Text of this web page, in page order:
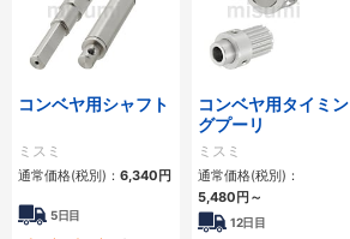
コンベヤ用シャフト
ミスミ
通常価格(税別)： 6,340 円
5日目
コンベヤ用タイミン
グプーリ
ミスミ
通常価格(税別)：
5,480 円 ～
12日目